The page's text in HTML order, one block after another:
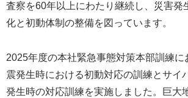
査察を60年以上にわたり継続し、災害発
化と初動体制の整備を図っています。
2025年度の本社緊急事態対策本部訓練に
震発生時における初動対応の訓練とサイ
発生時の対応訓練を実施しました。巨大